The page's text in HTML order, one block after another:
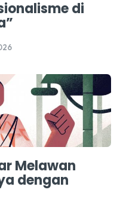
di
Melawan
dengan